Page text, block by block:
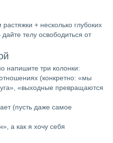
+ несколько глубоких
телу освободиться от
напишите три колонки:
(конкретно: «мы
«выходные превращаются
(пусть даже самое
а как я хочу себя